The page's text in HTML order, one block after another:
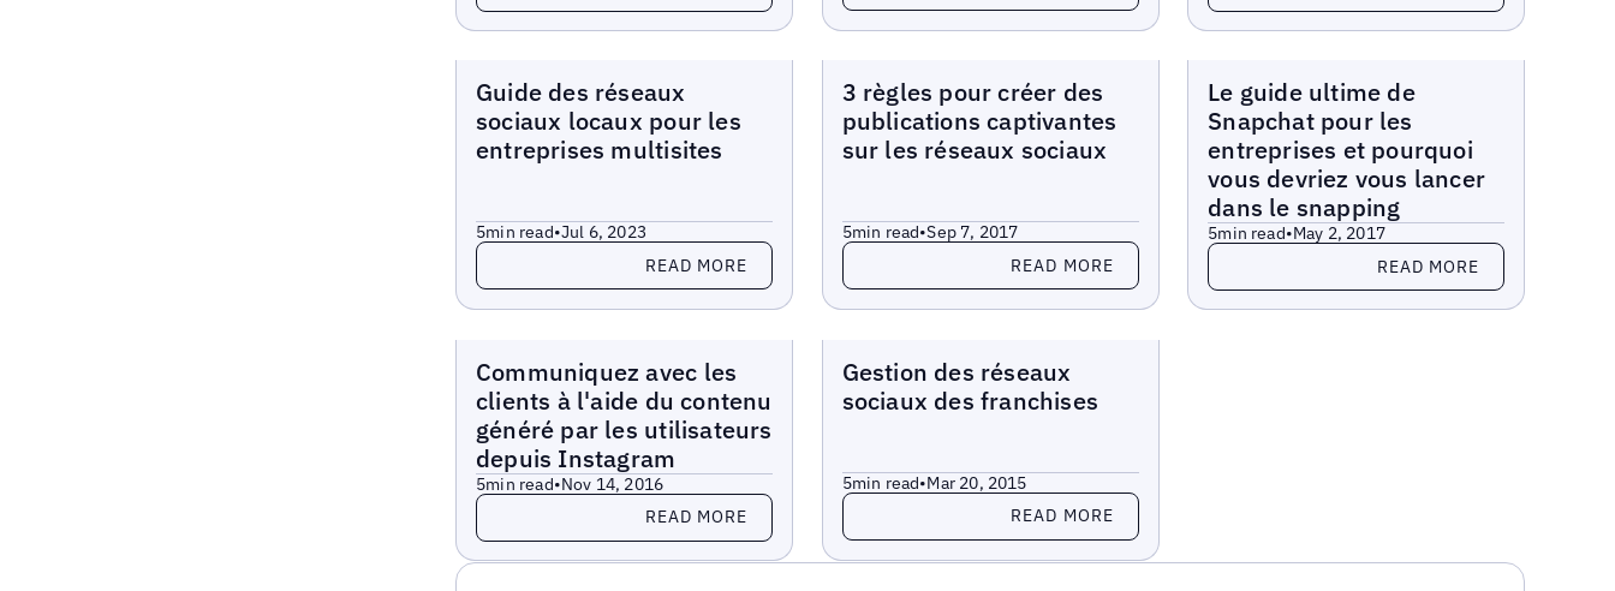
Guide des réseaux
sociaux locaux pour les
entreprises multisites
5min read•Jul 6, 2023
Read more READ MORE
3 règles pour créer des
publications captivantes
sur les réseaux sociaux
5min read•Sep 7, 2017
Read more READ MORE
Le guide ultime de
Snapchat pour les
entreprises et pourquoi
vous devriez vous lancer
dans le snapping
5min read•May 2, 2017
Read more READ MORE
Communiquez avec les
clients à l'aide du contenu
généré par les utilisateurs
depuis Instagram
5min read•Nov 14, 2016
Read more READ MORE
Gestion des réseaux
sociaux des franchises
5min read•Mar 20, 2015
Read more READ MORE